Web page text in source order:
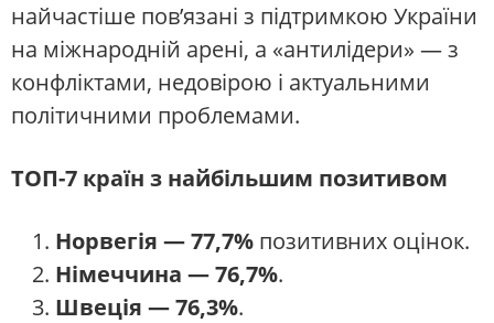
найчастіше пов’язані з підтримкою України
на міжнародній арені, а «антилідери» — з
конфліктами, недовірою і актуальними
політичними проблемами.
ТОП-7 країн з найбільшим позитивом
Норвегія — 77,7% позитивних оцінок.
Німеччина — 76,7%.
Швеція — 76,3%.